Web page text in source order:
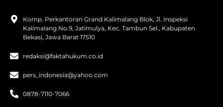
Komp. Perkantoran Grand Kalimalang Blok, Jl. Inspeksi
Kalimalang No.9, Jatimulya, Kec. Tambun Sel., Kabupaten
Bekasi, Jawa Barat 17510
redaksi@faktahukum.co.id
pers_indonesia@yahoo.com
0878-7110-7066